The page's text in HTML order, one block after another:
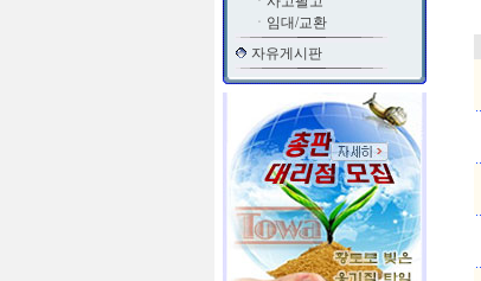
ㆍ 임대/교환
자유게시판